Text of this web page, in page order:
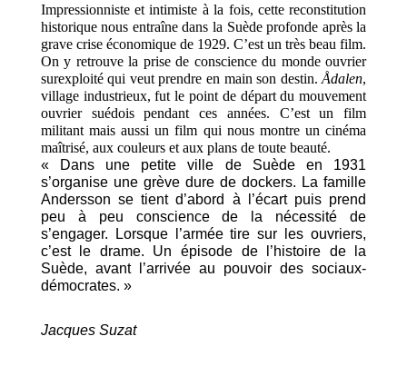
Impressionniste et intimiste à la fois, cette reconstitution
historique nous entraîne dans la Suède profonde après la
grave crise économique de 1929. C’est un très beau film.
On y retrouve la prise de conscience du monde ouvrier
surexploité qui veut prendre en main son destin.Ådalen,
village industrieux, fut le point de départ du mouvement
ouvrier suédois pendant ces années. C’est un film
militant mais aussi un film qui nous montre un cinéma
maîtrisé, aux couleurs et aux plans de toute beauté.
« Dans une petite ville de Suède en 1931
s’organise une grève dure de dockers. La famille
Andersson se tient d’abord à l’écart puis prend
peu à peu conscience de la nécessité de
s’engager. Lorsque l’armée tire sur les ouvriers,
c’est le drame. Un épisode de l’histoire de la
Suède, avant l’arrivée au pouvoir des sociaux-
démocrates. »
Jacques Suzat